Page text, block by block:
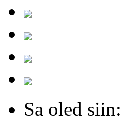
Sa oled siin: